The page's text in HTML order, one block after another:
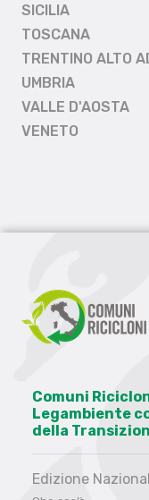
SICILIA
TOSCANA
TRENTINO ALTO
UMBRIA
VALLE D'AOSTA
VENETO
Comuni
Legambiente
della
Edizione